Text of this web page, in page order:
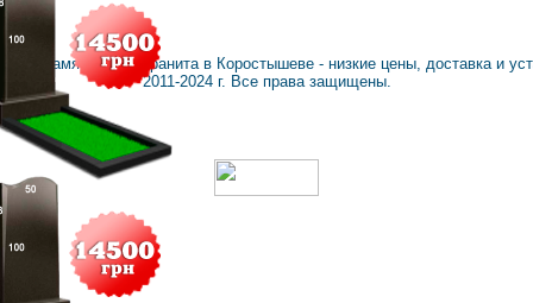
: Памятники из гранита в Коростышеве - низкие цены, доставка и
2011-2024 г. Все права защищены.